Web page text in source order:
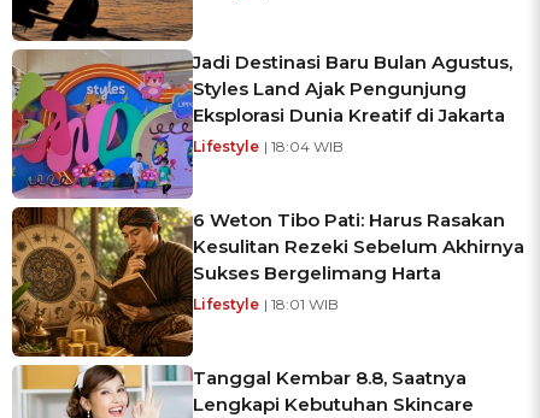
Jadi Destinasi Baru Bulan Agustus,
Styles Land Ajak Pengunjung
Eksplorasi Dunia Kreatif di Jakarta
Lifestyle | 18:04 WIB
6 Weton Tibo Pati: Harus Rasakan
Kesulitan Rezeki Sebelum Akhirnya
Sukses Bergelimang Harta
Lifestyle | 18:01 WIB
Tanggal Kembar 8.8, Saatnya
Lengkapi Kebutuhan Skincare